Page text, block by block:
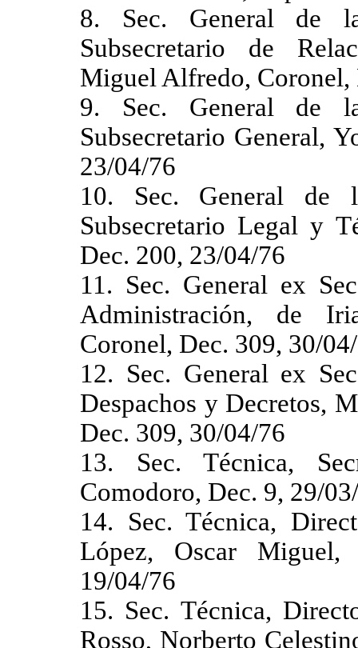
8. Sec. General de
Subsecretario de
Miguel Alfredo, Coronel,
9. Sec. General de
Subsecretario General,
23/04/76
10. Sec. General de
Subsecretario Legal y
Dec. 200, 23/04/76
11. Sec. General ex
Administración, de
Coronel, Dec. 309, 30/
12. Sec. General ex
Despachos y Decretos,
Dec. 309, 30/04/76
13. Sec. Técnica,
Comodoro, Dec. 9, 29/
14. Sec. Técnica,
López, Oscar Miguel,
19/04/76
15. Sec. Técnica,
Rosso, Norberto